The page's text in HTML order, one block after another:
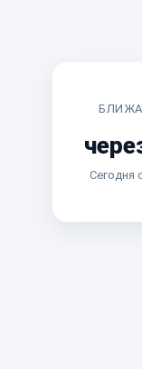
Сегодня